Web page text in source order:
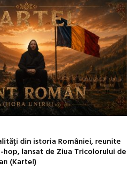
din istoria României, reunite
lansat de Ziua Tricolorului de
(Kartel)